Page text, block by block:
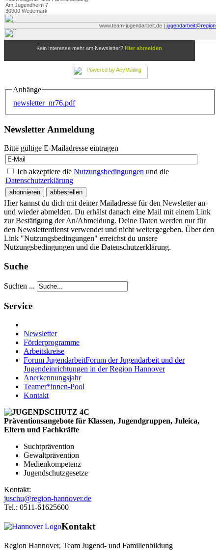
Anhänge
newsletter_nr76.pdf
Newsletter Anmeldung
Bitte gültige E-Mailadresse eintragen
Ich akzeptiere die Nutzungsbedingungen und die
Datenschutzerklärung
Hier kannst du dich mit deiner Mailadresse für den Newsletter an-
und wieder abmelden. Du erhälst danach eine Mail mit einem Link
zur Bestätigung der An/Abmeldung. Deine Daten werden nur für
den Newsletterdienst verwendet und nicht weitergegeben. Über den
Link "Nutzungsbedingungen" erreichst du unsere
Nutzungsbedingungen und die Datenschutzerklärung.
Suche
Suchen ...
Service
Newsletter
Förderprogramme
Arbeitskreise
Forum JugendarbeitForum der Jugendarbeit und der
Jugendeinrichtungen in der Region Hannover
Anerkennungsjahr
Teamer*innen-Pool
Kontakt
Präventionsangebote für Klassen, Jugendgruppen, Juleica,
Eltern und Fachkräfte
Suchtprävention
Gewaltprävention
Medienkompetenz
Jugendschutzgesetze
Kontakt:
juschu@region-hannover.de
Tel.: 0511-61625600
Kontakt
Region Hannover, Team Jugend- und Familienbildung